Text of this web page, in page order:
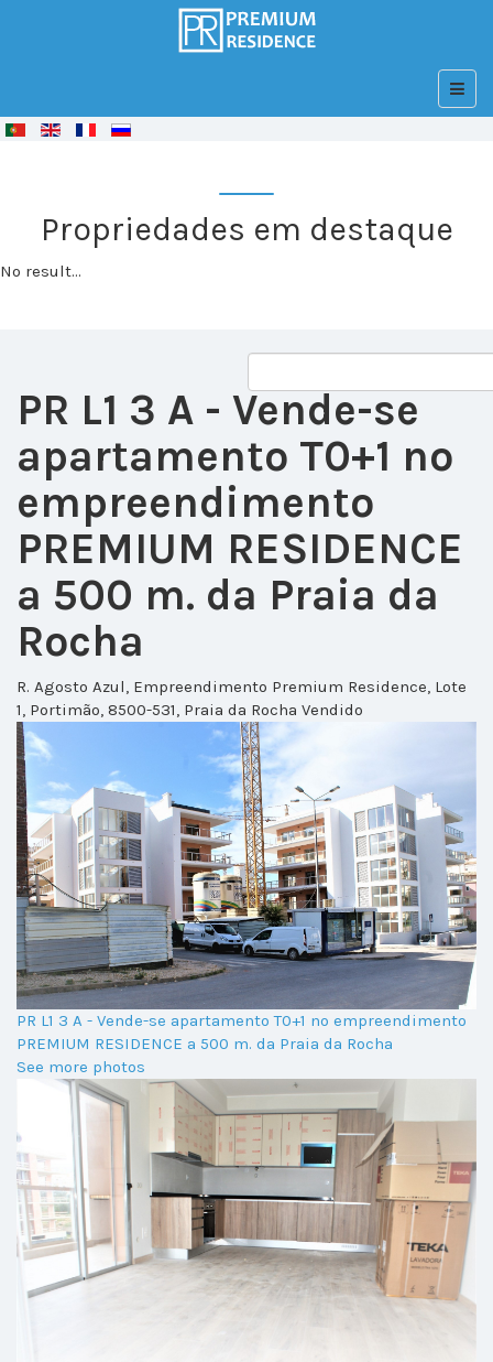
© FreeJoomla! 3 Modules
Propriedades em destaque
No result...
PR L1 3 A - Vende-se
apartamento T0+1 no
empreendimento
PREMIUM RESIDENCE
a 500 m. da Praia da
Rocha
R. Agosto Azul, Empreendimento Premium Residence, Lote
1, Portimão, 8500-531, Praia da Rocha Vendido
PR L1 3 A - Vende-se apartamento T0+1 no empreendimento
PREMIUM RESIDENCE a 500 m. da Praia da Rocha
See more photos